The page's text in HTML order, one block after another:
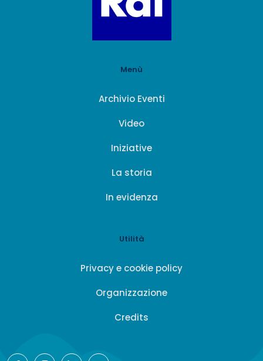
Menù
Archivio Eventi
Video
Iniziative
La storia
In evidenza
Utilità
Privacy e cookie policy
Organizzazione
Credits